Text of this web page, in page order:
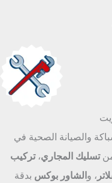
والصيانة الصحية في
منتسليك المجاري،تركيب
، و الشاور بوكس بدقة